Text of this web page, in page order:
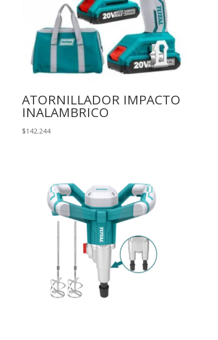
ATORNILLADOR IMPACTO
INALAMBRICO
$142.244